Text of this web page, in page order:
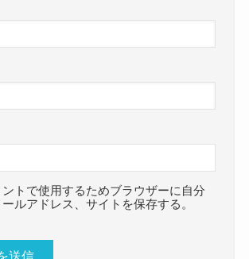
トで使用するためブラウザーに自分
ルアドレス、サイトを保存する。